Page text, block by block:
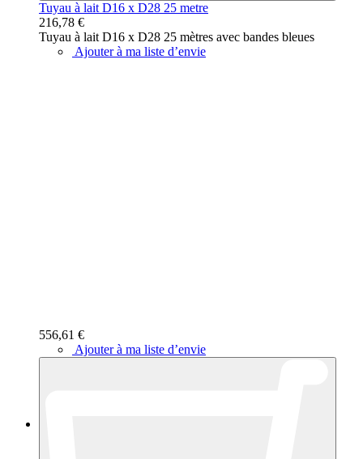
Tuyau à lait D16 x D28 25 metre
216,78 €
Tuyau à lait D16 x D28 25 mètres avec bandes bleues
Ajouter à ma liste d’envie
556,61 €
Ajouter à ma liste d’envie